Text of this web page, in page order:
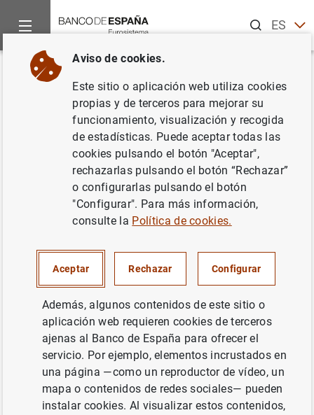
ESEN
Inicio Noticias y eventos
Volver
Estado financiero consolidado
del Eurosistema a 25 de enero
de 2019
POLÍTICA MONETARIA
ESPAÑA SITUACIÓN ECONÓMICA
Estado financiero consolidado del
Eurosistema a 25 de enero de 2019 (263
KB
Aviso de cookies.
Este sitio o aplicación web utiliza cookies
propias y de terceros para mejorar su
funcionamiento, visualización y recogida
de estadísticas. Puede aceptar todas las
cookies pulsando el botón "Aceptar",
rechazarlas pulsando el botón “Rechazar”
o configurarlas pulsando el botón
"Configurar". Para más información,
consulte la Política de cookies.
Aceptar Rechazar Configurar
Además, algunos contenidos de este sitio o
aplicación web requieren cookies de terceros
ajenas al Banco de España para ofrecer el
servicio. Por ejemplo, elementos incrustados en
una página —como un reproductor de vídeo, un
mapa o contenidos de redes sociales— pueden
instalar cookies. Al visualizar estos contenidos,